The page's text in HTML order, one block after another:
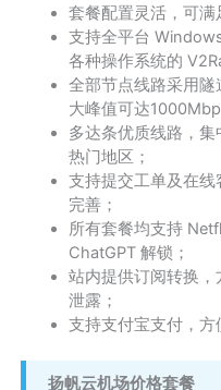
套餐配置灵活，可满
支持全平台
各种操作系统的
全部节点线路采用隧
大峰值可达
多达条优质线路，
热门地区；
支持提交工单及在
完善；
所有套餐均支持
ChatGPT 解锁；
站内提供订阅转换
泄露；
支持支付宝支付，方
扬帆云机场价格套餐